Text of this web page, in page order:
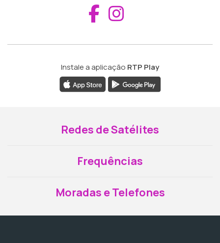
Aceder ao
Instale a aplicação RTP Play
Redes de Satélites
Frequências
Moradas e Telefones